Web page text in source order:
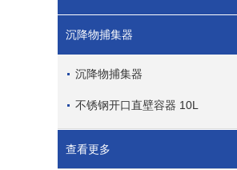
沉降物捕集器
沉降物捕集器
不锈钢开口直壁容器 10L
查看更多